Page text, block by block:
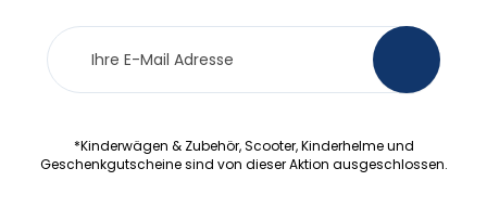
Newsletter
Anmeldung
*Kinderwägen & Zubehör, Scooter, Kinderhelme und
Geschenkgutscheine sind von dieser Aktion ausgeschlossen.